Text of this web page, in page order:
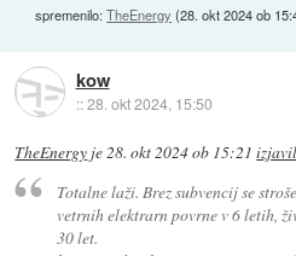
spremenilo:TheEnergy (28. okt 2024 ob
kow
::28. okt 2024, 15:50
TheEnergy je28. okt 2024 ob 15:21
Totalne laži. Brez subvencij se
vetrnih elektrarn povrne v 6 letih,
30 let.